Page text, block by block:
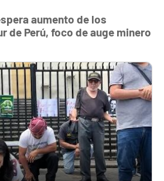
aumento de los
de Perú, foco de auge minero